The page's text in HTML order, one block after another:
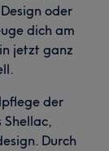
oder
dich am
jetzt ganz
der
Shellac,
Durch